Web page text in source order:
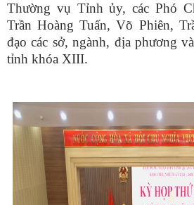
Thường vụ Tỉnh ủy, các Phó
Trần Hoàng Tuấn, Võ Phiên,
đạo các sở, ngành, địa phương
tỉnh khóa XIII.